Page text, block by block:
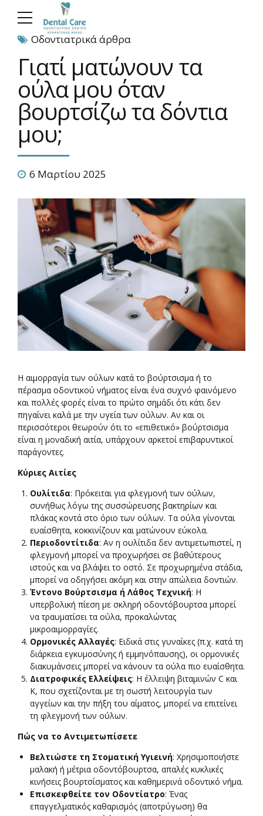
Οδοντιατρικά άρθρα
Γιατί ματώνουν τα
ούλα μου όταν
βουρτσίζω τα δόντια
μου;
6 Μαρτίου 2025
Η αιμορραγία των ούλων κατά το βούρτσισμα ή το
πέρασμα οδοντικού νήματος είναι ένα συχνό φαινόμενο
και πολλές φορές είναι το πρώτο σημάδι ότι κάτι δεν
πηγαίνει καλά με την υγεία των ούλων. Αν και οι
περισσότεροι θεωρούν ότι το «επιθετικό» βούρτσισμα
είναι η μοναδική αιτία, υπάρχουν αρκετοί επιβαρυντικοί
παράγοντες.
Κύριες Αιτίες
Ουλίτιδα: Πρόκειται για φλεγμονή των ούλων,
συνήθως λόγω της συσσώρευσης βακτηρίων και
πλάκας κοντά στο όριο των ούλων. Τα ούλα γίνονται
ευαίσθητα, κοκκινίζουν και ματώνουν εύκολα.
Περιοδοντίτιδα: Αν η ουλίτιδα δεν αντιμετωπιστεί, η
φλεγμονή μπορεί να προχωρήσει σε βαθύτερους
ιστούς και να βλάψει το οστό. Σε προχωρημένα στάδια,
μπορεί να οδηγήσει ακόμη και στην απώλεια δοντιών.
Έντονο Βούρτσισμα ή Λάθος Τεχνική: Η
υπερβολική πίεση με σκληρή οδοντόβουρτσα μπορεί
να τραυματίσει τα ούλα, προκαλώντας
μικροαιμορραγίες.
Ορμονικές Αλλαγές: Ειδικά στις γυναίκες (π.χ. κατά τη
διάρκεια εγκυμοσύνης ή εμμηνόπαυσης), οι ορμονικές
διακυμάνσεις μπορεί να κάνουν τα ούλα πιο ευαίσθητα.
Διατροφικές Ελλείψεις: Η έλλειψη βιταμινών C και
K, που σχετίζονται με τη σωστή λειτουργία των
αγγείων και την πήξη του αίματος, μπορεί να επιτείνει
τη φλεγμονή των ούλων.
Πώς να το Αντιμετωπίσετε
Βελτιώστε τη Στοματική Υγιεινή: Χρησιμοποιήστε
μαλακή ή μέτρια οδοντόβουρτσα, απαλές κυκλικές
κινήσεις βουρτσίσματος και καθημερινά οδοντικό νήμα.
Επισκεφθείτε τον Οδοντίατρο: Ένας
επαγγελματικός καθαρισμός (αποτρύγωση) θα